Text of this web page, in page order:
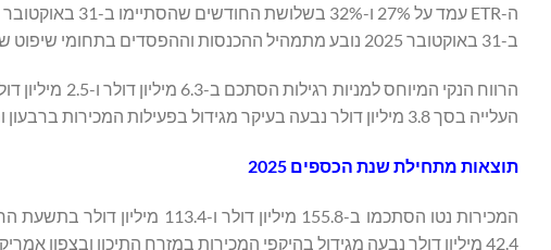
ב-31 באוקטובר 2025 נובע מתמהיל ההכנסות וההפסדים בתחומי שיפוט שונים.
העלייה בסך 3.8 מיליון דולר נבעה בעיקר מגידול בפעילות המכירות ברבעון ומשיפור בביצועי הפרויקטים.
תוצאות מתחילת שנת הכספים 2025
42.4 מיליון דולר נבעה מגידול בהיקפי המכירות במזרח התיכון ובצפון אמריקה.